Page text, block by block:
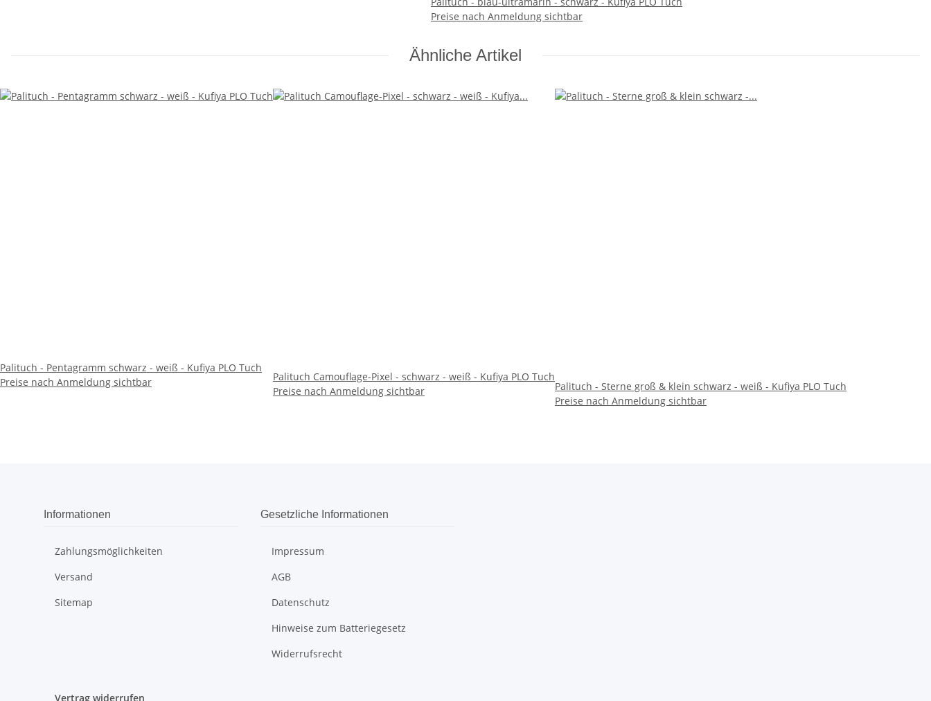
Preise nach Anmeldung sichtbar
Ähnliche Artikel
Palituch - Pentagramm schwarz - weiß - Kufiya PLO Tuch
Preise nach Anmeldung sichtbar
Palituch Camouflage-Pixel - schwarz - weiß - Kufiya PLO Tuch
Preise nach Anmeldung sichtbar
Palituch - Sterne groß & klein schwarz - weiß - Kufiya PLO Tuch
Preise nach Anmeldung sichtbar
Informationen
Zahlungsmöglichkeiten
Versand
Sitemap
Gesetzliche Informationen
Impressum
AGB
Datenschutz
Hinweise zum Batteriegesetz
Widerrufsrecht
Vertrag widerrufen